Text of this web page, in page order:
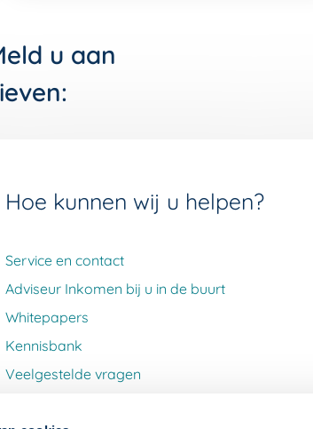
u aan
Hoe kunnen wij u helpen?
Service en contact
Adviseur Inkomen bij u in de buurt
Whitepapers
Kennisbank
Veelgestelde vragen